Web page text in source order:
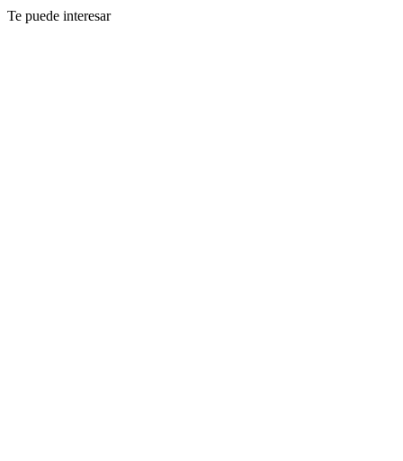
Te puede interesar